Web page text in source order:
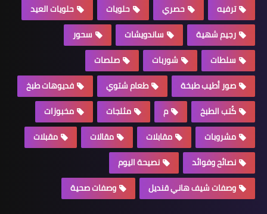
ترفيه
حصري حلويات
حلويات العيد
رجيم شهية
ساندويشات
سحور
سلطات
شوربات
صلصات
صور أطيب طبخة
طعام شتوي
فديوهات طبخ
كُتب الطبخ
م مثلجات
مخبوزات
مشروبات
مقابلات مقالات
مقبلات
نصائح وفوائد
نصيحة اليوم
وصفات شيف هاني قنديل
وصفات صحية